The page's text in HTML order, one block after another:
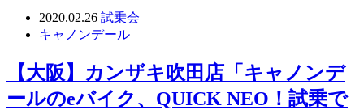
2020.02.26 試乗会
キャノンデール
【大阪】カンザキ吹田店「キャノンデ
ールのeバイク、QUICK NEO！試乗で